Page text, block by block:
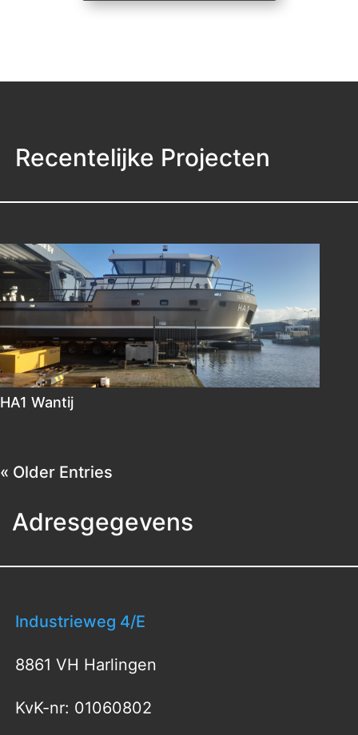
Recentelijke Projecten
HA1 Wantij
« Older Entries
Adresgegevens
Industrieweg 4/E
8861 VH Harlingen
KvK-nr: 01060802